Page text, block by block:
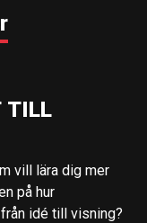
TILL
vill lära dig mer
på hur
idé till visning?